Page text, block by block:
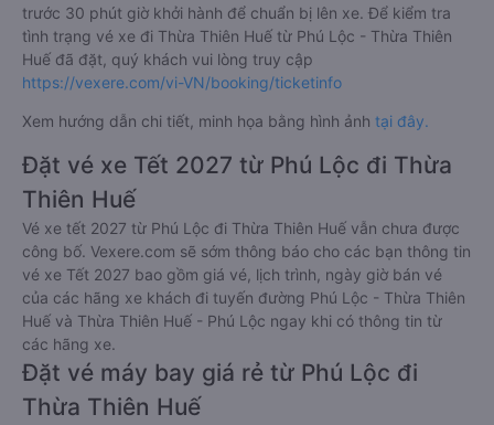
trước 30 phút giờ khởi hành để chuẩn bị lên xe. Để kiểm tra
tình trạng vé xe đi Thừa Thiên Huế từ Phú Lộc - Thừa Thiên
Huế đã đặt, quý khách vui lòng truy cập
https://vexere.com/vi-VN/booking/ticketinfo
Xem hướng dẫn chi tiết, minh họa bằng hình ảnh tại đây.
Đặt vé xe Tết 2027 từ Phú Lộc đi Thừa
Thiên Huế
Vé xe tết 2027 từ Phú Lộc đi Thừa Thiên Huế vẫn chưa được
công bố. Vexere.com sẽ sớm thông báo cho các bạn thông tin
vé xe Tết 2027 bao gồm giá vé, lịch trình, ngày giờ bán vé
của các hãng xe khách đi tuyến đường Phú Lộc - Thừa Thiên
Huế và Thừa Thiên Huế - Phú Lộc ngay khi có thông tin từ
các hãng xe.
Đặt vé máy bay giá rẻ từ Phú Lộc đi
Thừa Thiên Huế